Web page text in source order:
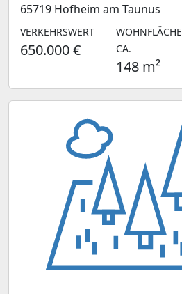
65719 Hofheim am Taunus
VERKEHRSWERT
650.000 €
WOHNFLÄCHE
CA.
148 m²